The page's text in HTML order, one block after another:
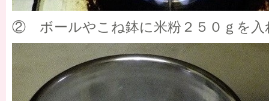
② ボールやこね鉢に米粉２５０ｇを入